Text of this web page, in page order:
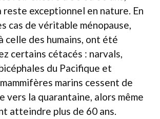
reste exceptionnel en nature. En
cas de véritable ménopause,
celle des humains, ont été
certains cétacés : narvals,
du Pacifique et
marins cessent de
vers la quarantaine, alors même
atteindre plus de 60 ans.